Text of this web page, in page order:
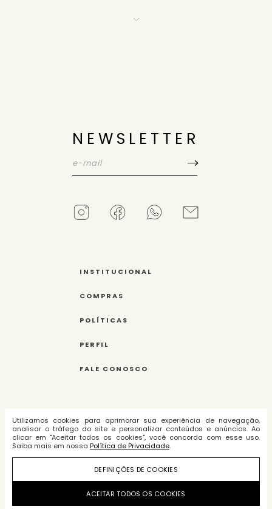
Utilizamos cookies para aprimorar sua experiência de navegação,
analisar o tráfego do site e personalizar conteúdos e anúncios. Ao
clicar em "Aceitar todos os cookies", você concorda com esse uso.
Saiba mais em nossa Política de Privacidade.
DEFINIÇÕES DE COOKIES
ACEITAR TODOS OS COOKIES
VER SAIAS MIDI
VER SAIAS CURTAS
NEWSLETTER
INSTITUCIONAL
COMPRAS
POLÍTICAS
PERFIL
FALE CONOSCO
Amarques Indústria e Comércio de
Roupas Ltda. - cnpj:
© Todos os direitos reservados